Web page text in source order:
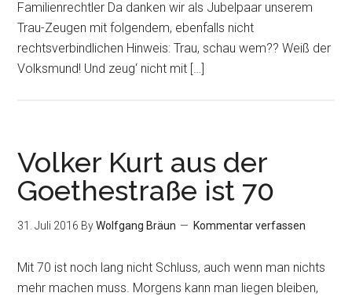
Familienrechtler Da danken wir als Jubelpaar unserem
Trau-Zeugen mit folgendem, ebenfalls nicht
rechtsverbindlichen Hinweis: Trau, schau wem?? Weiß der
Volksmund! Und zeug‘ nicht mit […]
Volker Kurt aus der
Goethestraße ist 70
31. Juli 2016 ByWolfgang Bräun Kommentar verfassen
Mit 70 ist noch lang nicht Schluss, auch wenn man nichts
mehr machen muss. Morgens kann man liegen bleiben,